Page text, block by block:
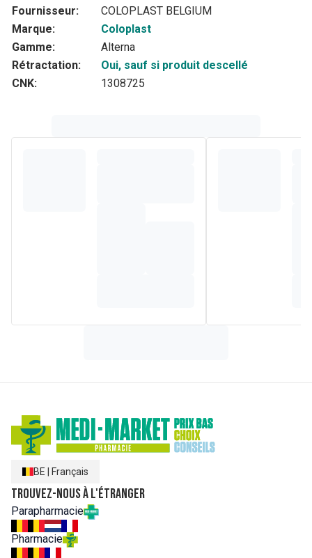
Fournisseur:
COLOPLAST BELGIUM
Marque:
Coloplast
Gamme:
Alterna
Rétractation:
Oui, sauf si produit descellé
CNK:
1308725
BE Français
Trouvez-nous à l'étranger
Parapharmacie
Pharmacie